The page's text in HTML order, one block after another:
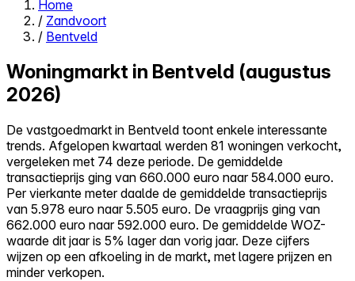
Close menu
Alles-in-één
Reviews
Prijzen
Log in
Probeer Walter gratis
Home
/ Zandvoort
/ Bentveld
Woningmarkt in Bentveld (augustus
2026)
De vastgoedmarkt in Bentveld toont enkele interessante
trends. Afgelopen kwartaal werden 81 woningen verkocht,
vergeleken met 74 deze periode. De gemiddelde
transactieprijs ging van 660.000 euro naar 584.000 euro.
Per vierkante meter daalde de gemiddelde transactieprijs
van 5.978 euro naar 5.505 euro. De vraagprijs ging van
662.000 euro naar 592.000 euro. De gemiddelde WOZ-
waarde dit jaar is 5% lager dan vorig jaar. Deze cijfers
wijzen op een afkoeling in de markt, met lagere prijzen en
minder verkopen.